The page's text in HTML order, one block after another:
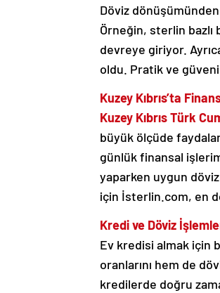
Döviz
Örneğin, sterlin
devreye giriyor.
oldu. Pratik ve
Kuzey Kıbrıs’ta
Kuzey Kıbrıs Türk
büyük ölçüde
günlük finansal
yaparken uygun
için İsterlin.com, en
Kredi ve Döviz
Ev kredisi almak için
oranlarını hem de
kredilerde doğru